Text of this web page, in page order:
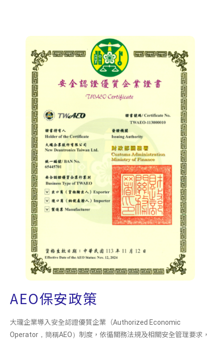
AEO保安政策
大瓏企業導入安全認證優質企業（Authorized Economic
Operator，簡稱AEO） 制度，依循關務法規及相關安全管理要求，